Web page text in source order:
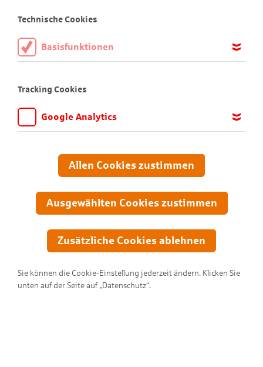
Technische Cookies
Basisfunktionen
aktiviert sein.
Tracking Cookies
Google Analytics
anpassen und verbessern können. Aus diesem Grund nutzen wir
Google Analytics. Dieses Werkzeug erfasst die Seitenaufrufe zu
Übertragung anonymisiert.
Allen Cookies zustimmen
Ausgewählten Cookies zustimmen
Zusätzliche Cookies ablehnen
Sie können die Cookie-Einstellung jederzeit ändern. Klicken Sie
unten auf der Seite auf „Datenschutz“.